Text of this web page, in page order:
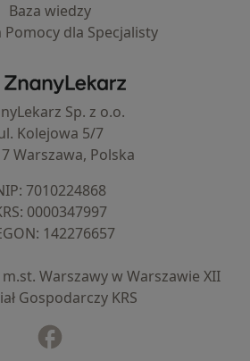
Baza wiedzy
dla Specjalisty
ZnanyLekarz - Strona główna
Sp. z o.o.
Kolejowa 5/7
Warszawa, Polska
⁠7010224868
⁠0000347997
⁠142276657
Warszawy w Warszawie XII
Gospodarczy KRS